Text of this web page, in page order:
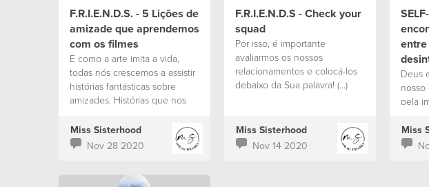
F.R.I.E.N.D.S. - 5 Lições de
amizade que aprendemos
com os filmes
E como a arte imita a vida,
todas nós crescemos a assistir
histórias fantásticas sobre
amizades. Histórias que nos
a importância e os desafios
que muitas vezes
encontramos nessas relações
valores corretos para essas
Miss Sisterhood
Nov 28 2020
F.R.I.E.N.D.S - Check your
squad
Por isso, é importante
avaliarmos os nossos
relacionamentos e colocá-los
debaixo da Sua palavra! (...)
mas triste com as nossas lutas.
Miss Sisterhood
Nov 14 2020
entre
Deus
nosso
pela
Ele
Miss